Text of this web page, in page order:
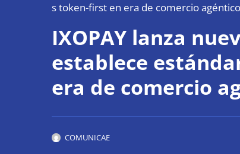
s token-first en era de comercio agéntico
IXOPAY lanza
establece
era de comercio
COMUNICAE